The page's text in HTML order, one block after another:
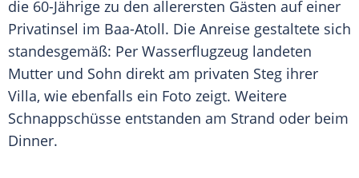
die 60-Jährige zu den allerersten Gästen auf einer
Privatinsel im Baa-Atoll. Die Anreise gestaltete sich
standesgemäß: Per Wasserflugzeug landeten
Mutter und Sohn direkt am privaten Steg ihrer
Villa, wie ebenfalls ein Foto zeigt. Weitere
Schnappschüsse entstanden am Strand oder beim
Dinner.